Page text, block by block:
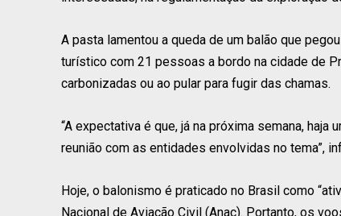
A pasta lamentou a queda de um balão que
turístico com 21 pessoas a bordo na cidade de
carbonizadas ou ao pular para fugir das chamas.
“A expectativa é que, já na próxima semana,
reunião com as entidades envolvidas no tema”,
Hoje, o balonismo é praticado no Brasil como
Nacional de Aviação Civil (Anac). Portanto, os